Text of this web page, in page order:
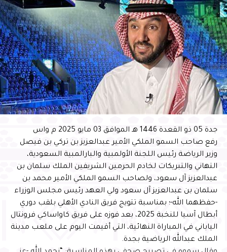
جدة 05 ذو القعدة 1446 هـ الموافق 03 مايو 2025 م واس
رفع صاحب السمو الملكي الأمير عبدالعزيز بن تركي بن فيصل
وزير الرياضة رئيس اللجنة الأولمبية والبارالمبية السعودية،
التهاني والتبريكات لخادم الحرمين الشريفين الملك سلمان بن
عبدالعزيز آل سعود، ولصاحب السمو الملكي الأمير محمد بن
سلمان بن عبدالعزيز آل سعود ولي العهد رئيس مجلس الوزراء
-حفظهما الله-؛ بمناسبة تتويج فريق النادي الأهلي بلقب دوري
أبطال آسيا للنخبة 2025، بعد فوزه على فريق كاواساكي فرونتال
الياباني في المباراة النهائية، التي أقيمت اليوم على ملعب مدينة
الملك عبدالله الرياضية بجدة.